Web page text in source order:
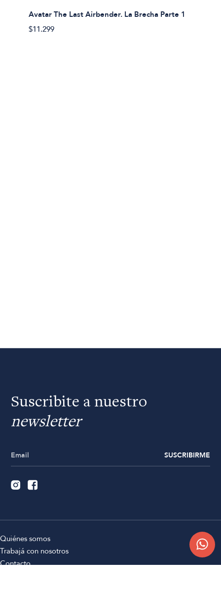
Avatar The Last Airbender. La Brecha Parte 1
$11.299
Suscribite a nuestro
newsletter
SUSCRIBIRME
Quiénes somos
Trabajá con nosotros
Contacto